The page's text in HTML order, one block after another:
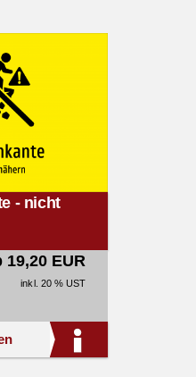
- nicht
19,20 EUR
inkl. 20 % UST